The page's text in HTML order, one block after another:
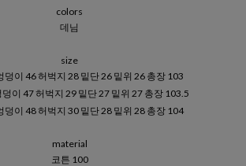
colors
데님
size
덩이 46 허벅지 28 밑단 26 밑위 26 총장 103
이 47 허벅지 29 밑단 27 밑위 27 총장 103.5
덩이 48 허벅지 30 밑단 28 밑위 28 총장 104
material
코튼 100